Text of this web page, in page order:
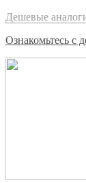
Дешевые
Ознакомьтесь с